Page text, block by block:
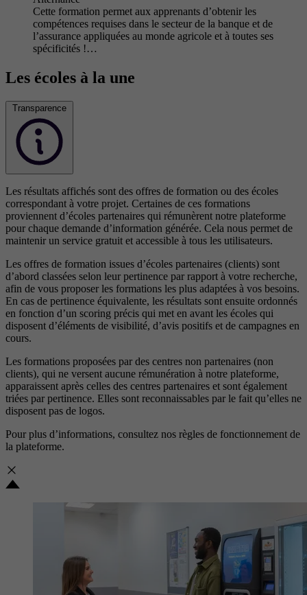
Cette formation permet aux apprenants d’obtenir les
compétences requises dans le secteur de la banque et de
l’assurance appliquées au monde agricole et à toutes ses
spécificités !…
Les écoles à la une
Transparence
Les résultats affichés sont des offres de formation ou des écoles
correspondant à votre projet. Certaines de ces formations
proviennent d’écoles partenaires qui rémunèrent notre plateforme
pour chaque demande d’information générée. Cela nous permet de
maintenir un service gratuit et accessible à tous les utilisateurs.
Les offres de formation issues d’écoles partenaires (clients) sont
d’abord classées selon leur pertinence par rapport à votre recherche,
afin de vous proposer les formations les plus adaptées à vos besoins.
En cas de pertinence équivalente, les résultats sont ensuite ordonnés
en fonction d’un scoring précis qui met en avant les écoles qui
disposent d’éléments de visibilité, d’avis positifs et de campagnes en
cours.
Les formations proposées par des centres non partenaires (non
clients), qui ne versent aucune rémunération à notre plateforme,
apparaissent après celles des centres partenaires et sont également
triées par pertinence. Elles sont reconnaissables par le fait qu’elles ne
disposent pas de logos.
Pour plus d’informations, consultez nos règles de fonctionnement de
la plateforme.